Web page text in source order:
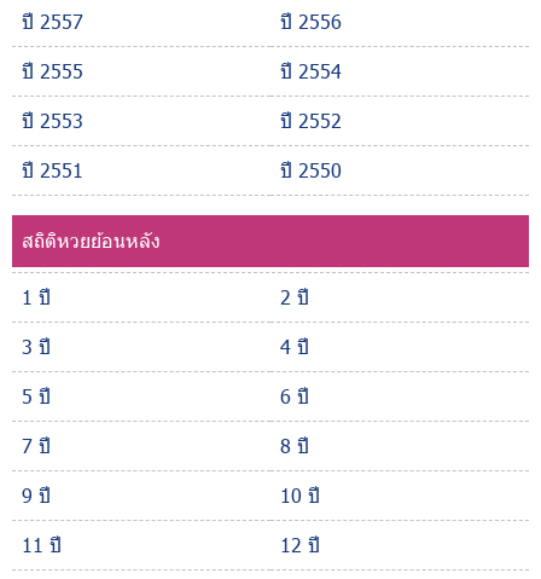
ปี 2557
ปี 2556
ปี 2555
ปี 2554
ปี 2553
ปี 2552
ปี 2551
ปี 2550
สถิติหวยย้อนหลัง
1 ปี
2 ปี
3 ปี
4 ปี
5 ปี
6 ปี
7 ปี
8 ปี
9 ปี
10 ปี
11 ปี
12 ปี